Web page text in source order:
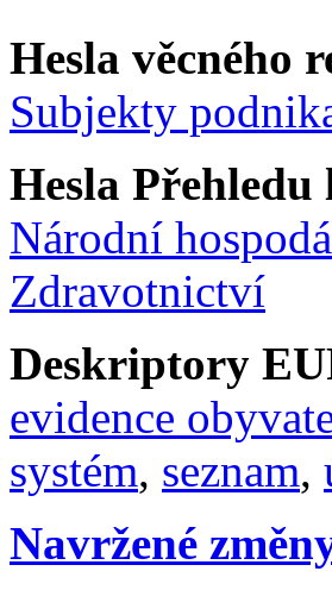
Hesla věcného
Subjekty
Hesla
Národní
Zdravotnictví
Deskriptory
evidence
systém, seznam,
Navržené